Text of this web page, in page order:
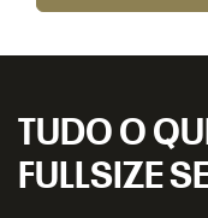
TUDO O
FULLSIZE